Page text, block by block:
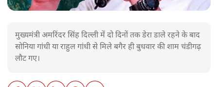
मुख्यमंत्री अमरिंदर सिंह दिल्ली में दो दिनों तक डेरा डाले रहने के बाद
सोनिया गांधी या राहुल गांधी से मिले बगैर ही बुधवार की शाम चंडीगढ़
लौट गए।